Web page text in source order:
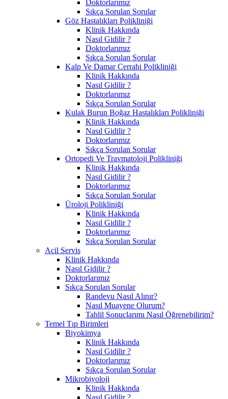
Doktorlarımız
Sıkça Sorulan Sorular
Göz Hastalıkları Polikliniği
Klinik Hakkında
Nasıl Gidilir ?
Doktorlarımız
Sıkça Sorulan Sorular
Kalp Ve Damar Cerrahi Polikliniği
Klinik Hakkında
Nasıl Gidilir ?
Doktorlarımız
Sıkça Sorulan Sorular
Kulak Burun Boğaz Hastalıkları Polikliniği
Klinik Hakkında
Nasıl Gidilir ?
Doktorlarımız
Sıkça Sorulan Sorular
Ortopedi Ve Travmatoloji Polikliniği
Klinik Hakkında
Nasıl Gidilir ?
Doktorlarımız
Sıkça Sorulan Sorular
Üroloji Polikliniği
Klinik Hakkında
Nasıl Gidilir ?
Doktorlarımız
Sıkça Sorulan Sorular
Acil Servis
Klinik Hakkında
Nasıl Gidilir ?
Doktorlarımız
Sıkça Sorulan Sorular
Randevu Nasıl Alınır?
Nasıl Muayene Olurum?
Tahlil Sonuçlarımı Nasıl Öğrenebilirim?
Temel Tıp Birimleri
Biyokimya
Klinik Hakkında
Nasıl Gidilir ?
Doktorlarımız
Sıkça Sorulan Sorular
Mikrobiyoloji
Klinik Hakkında
Nasıl Gidilir ?